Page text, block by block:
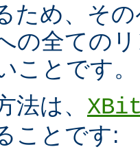
ため、そ
の全ての
ことです。
法は、
ことです: